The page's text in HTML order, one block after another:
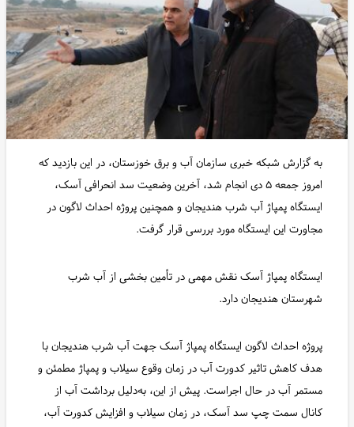
به گزارش شبکه خبری سازمان آب و برق خوزستان، در این بازدید که
امروز جمعه ۵ دی انجام‌ شد، آخرین وضعیت سد انحرافی آسک،
ایستگاه پمپاژ آب شرب هندیجان و همچنین پروژه احداث لاگون در
مجاورت این ایستگاه مورد بررسی قرار گرفت.
ایستگاه پمپاژ آسک نقش مهمی در تأمین بخشی از آب شرب
شهرستان هندیجان دارد.
پروژه احداث لاگون ایستگاه پمپاژ آسک جهت آب شرب هندیجان با
هدف کاهش تاثیر کدورت آب در زمان وقوع سیلاب و پمپاژ مطمئن و
مستمر آب در حال اجراست. پیش از این، به‌دلیل برداشت آب از
کانال سمت چپ سد آسک، در زمان سیلاب و افزایش کدورت آب،